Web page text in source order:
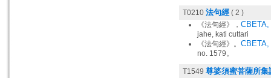
T0210 法句經 ( 2 )
《法句經》，
jahe, kati cuttari
《法句經》。
no. 1579。
T1549 尊婆須蜜菩薩所集